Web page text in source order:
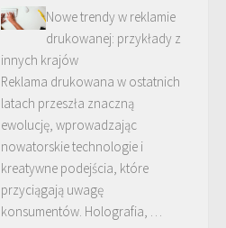
Nowe trendy w reklamie
drukowanej: przykłady z
innych krajów
Reklama drukowana w ostatnich
latach przeszła znaczną
ewolucję, wprowadzając
nowatorskie technologie i
kreatywne podejścia, które
przyciągają uwagę
konsumentów. Holografia, …